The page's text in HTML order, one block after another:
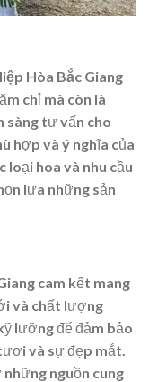
Hòa Bắc Giang
chỉ mà còn là
sàng tư vấn cho
hợp và ý nghĩa của
loại hoa và nhu cầu
lựa những sản
cam kết mang
và chất lượng
lưỡng để đảm bảo
và sự đẹp mắt.
nguồn cung